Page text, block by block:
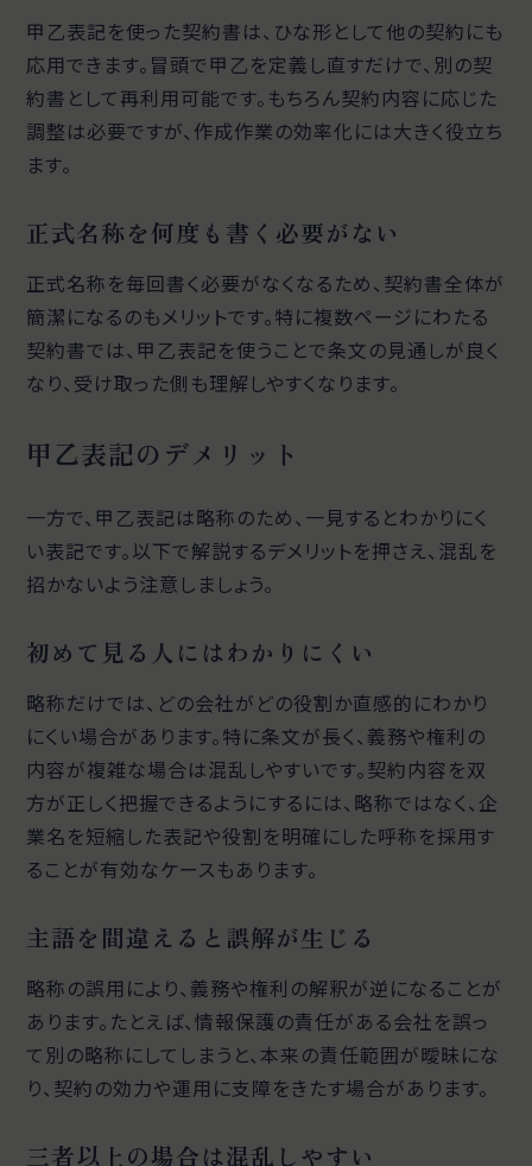
甲乙表記を使った契約書は、ひな形として他の契約にも
応用できます。冒頭で甲乙を定義し直すだけで、別の契
約書として再利用可能です。もちろん契約内容に応じた
調整は必要ですが、作成作業の効率化には大きく役立ち
ます。
正式名称を何度も書く必要がない
正式名称を毎回書く必要がなくなるため、契約書全体が
簡潔になるのもメリットです。特に複数ページにわたる
契約書では、甲乙表記を使うことで条文の見通しが良く
なり、受け取った側も理解しやすくなります。
甲乙表記のデメリット
一方で、甲乙表記は略称のため、一見するとわかりにく
い表記です。以下で解説するデメリットを押さえ、混乱を
招かないよう注意しましょう。
初めて見る人にはわかりにくい
略称だけでは、どの会社がどの役割か直感的にわかり
にくい場合があります。特に条文が長く、義務や権利の
内容が複雑な場合は混乱しやすいです。契約内容を双
方が正しく把握できるようにするには、略称ではなく、企
業名を短縮した表記や役割を明確にした呼称を採用す
ることが有効なケースもあります。
主語を間違えると誤解が生じる
略称の誤用により、義務や権利の解釈が逆になることが
あります。たとえば、情報保護の責任がある会社を誤っ
て別の略称にしてしまうと、本来の責任範囲が曖昧にな
り、契約の効力や運用に支障をきたす場合があります。
三者以上の場合は混乱しやすい